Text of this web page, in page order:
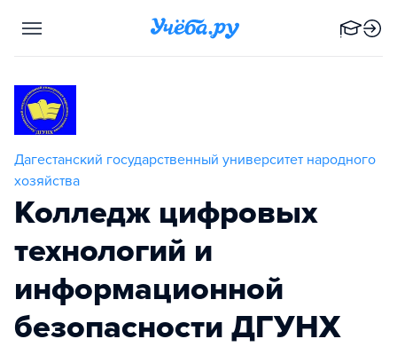
Дагестанский государственный университет народного
хозяйства
Колледж цифровых
технологий и
информационной
безопасности ДГУНХ